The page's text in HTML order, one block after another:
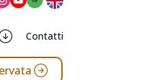
Contatti